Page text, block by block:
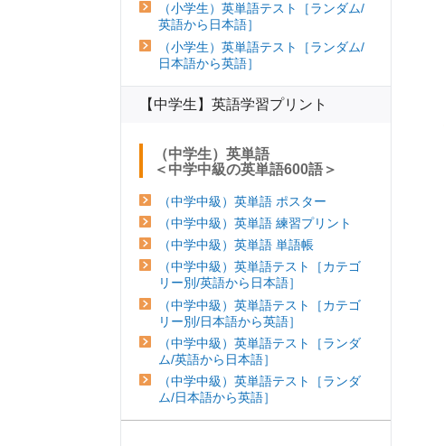
（小学生）英単語テスト［ランダム/
英語から日本語］
（小学生）英単語テスト［ランダム/
日本語から英語］
【中学生】英語学習プリント
（中学生）英単語
＜中学中級の英単語600語＞
（中学中級）英単語 ポスター
（中学中級）英単語 練習プリント
（中学中級）英単語 単語帳
（中学中級）英単語テスト［カテゴ
リー別/英語から日本語］
（中学中級）英単語テスト［カテゴ
リー別/日本語から英語］
（中学中級）英単語テスト［ランダ
ム/英語から日本語］
（中学中級）英単語テスト［ランダ
ム/日本語から英語］